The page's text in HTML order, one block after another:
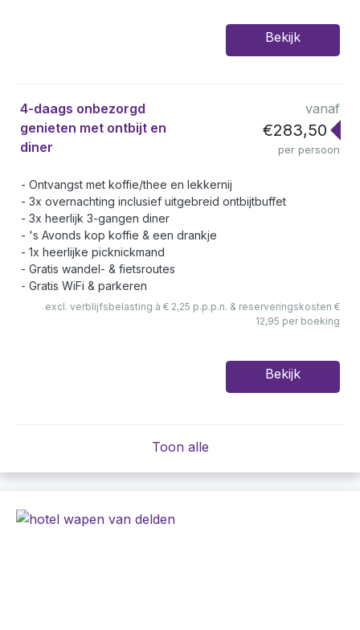
Bekijk
4-daags onbezorgd
genieten met ontbijt en
diner
vanaf
€283,50
per persoon
Ontvangst met koffie/thee en lekkernij
3x overnachting inclusief uitgebreid ontbijtbuffet
3x heerlijk 3-gangen diner
's Avonds kop koffie & een drankje
1x heerlijke picknickmand
Gratis wandel- & fietsroutes
Gratis WiFi & parkeren
excl. verblijfsbelasting à € 2,25 p.p.p.n. & reserveringskosten €
12,95 per boeking
Bekijk
Toon alle